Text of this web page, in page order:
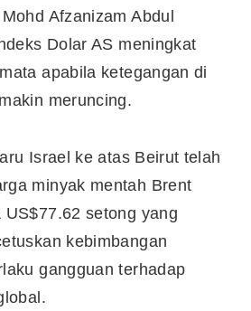
Afzanizam Abdul
Dolar AS meningkat
apabila ketegangan di
meruncing.
Israel ke atas Beirut telah
minyak mentah Brent
US$77.62 setong yang
kebimbangan
gangguan terhadap